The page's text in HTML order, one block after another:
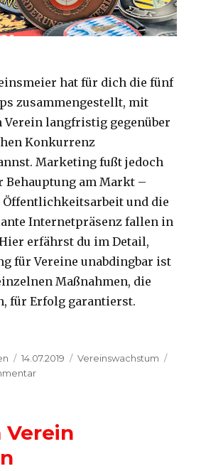
hat für dich die fünf
zusammengestellt, mit
Verein langfristig gegenüber
Konkurrenz
Marketing fußt jedoch
Behauptung am Markt –
Öffentlichkeitsarbeit und die
Internetpräsenz fallen in
erfährst du im Detail,
für Vereine unabdingbar ist
Maßnahmen, die
für Erfolg garantierst.
für Vereine“
Veröffentlicht
am
14.07.2019 Kategorien
Vereinswachstum
zu
für
Verein